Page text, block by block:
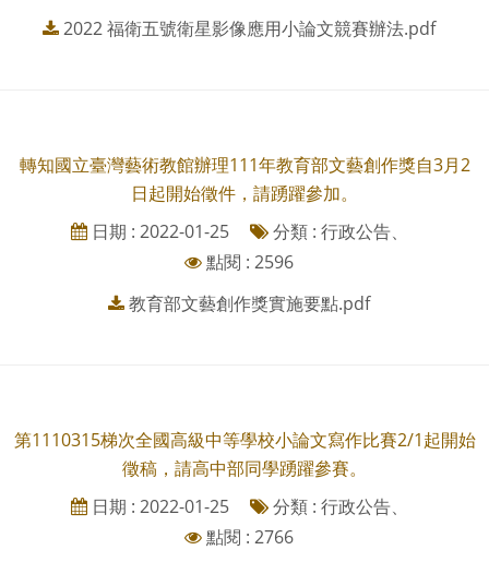
2022 福衛五號衛星影像應用小論文競賽辦法.pdf
轉知國立臺灣藝術教館辦理111年教育部文藝創作獎自3月2
日起開始徵件，請踴躍參加。
日期 : 2022-01-25
分類 : 行政公告、
點閱 : 2596
教育部文藝創作獎實施要點.pdf
第1110315梯次全國高級中等學校小論文寫作比賽2/1起開始
徵稿，請高中部同學踴躍參賽。
日期 : 2022-01-25
分類 : 行政公告、
點閱 : 2766